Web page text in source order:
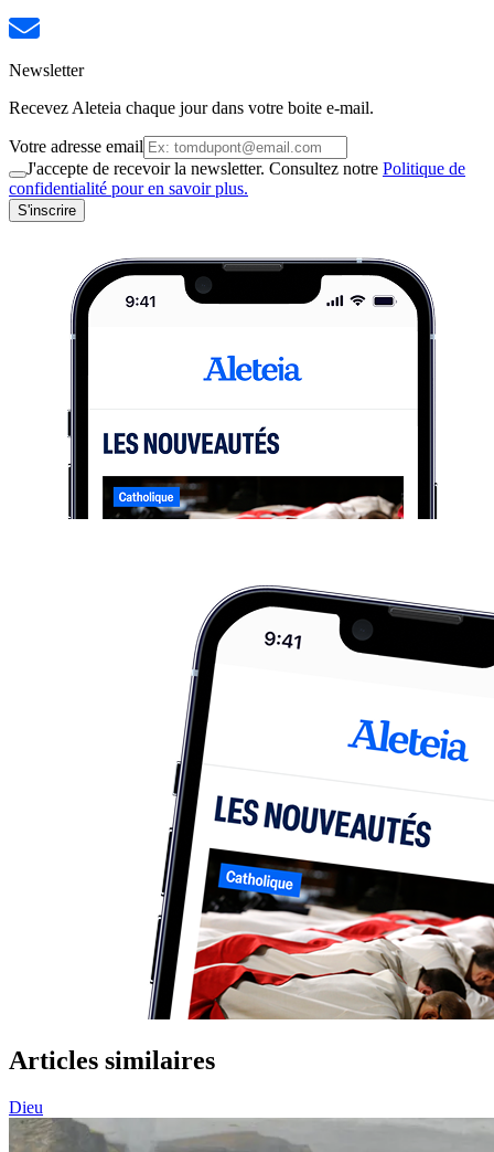
Newsletter
Recevez Aleteia chaque jour dans votre boite e-mail.
Votre adresse email
J'accepte de recevoir la newsletter. Consultez notre Politique de
confidentialité pour en savoir plus.
S'inscrire
Articles similaires
Dieu